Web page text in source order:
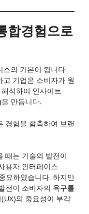
경험으로
의 기본이 됩니다.
기업은 소비자가 원
석하여 인사이트
만듭니다.
경험을 함축하여 브랜
때는 기술의 발전이
용자 인터페이스
요하였습니다. 하지만
전이 소비자의 욕구를
의 중요성이 부각